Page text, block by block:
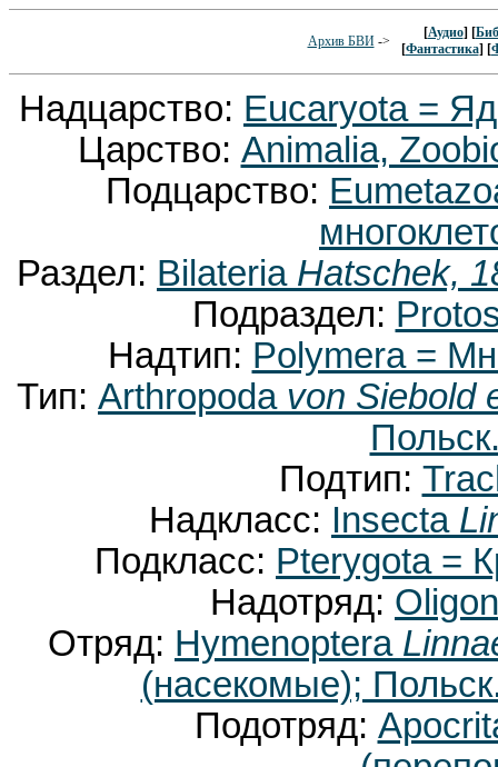
Архив БВИ->
[Аудио] [
[Фантастика] [
Надцарство: Eucaryota =
Царство: Animalia,
Подцарство:
Раздел: Bilateria Hatschek,
Подраздел:
Надтип: Polymera =
Тип: Arthropoda von Siebold
Подтип:
Надкласс: Insecta
Подкласс: Pterygota =
Надотряд:
Отряд: Hymenoptera
(насекомые);
Подотряд: